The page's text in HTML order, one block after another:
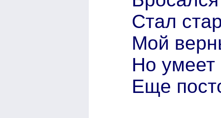
Стал
Мой
Но умеет
Еще